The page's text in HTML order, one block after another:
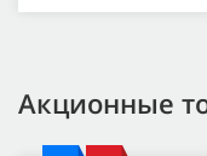
Акционные